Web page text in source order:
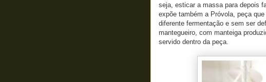
seja, esticar a massa para depois
expõe também a Próvola, peça
diferente fermentação e sem ser
mantegueiro, com manteiga
servido dentro da peça.